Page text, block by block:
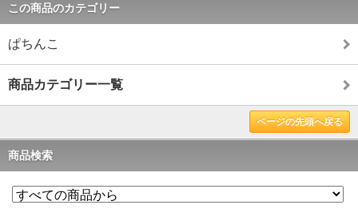
この商品のカテゴリー
ぱちんこ
商品カテゴリー一覧
ページの先頭へ戻る
商品検索